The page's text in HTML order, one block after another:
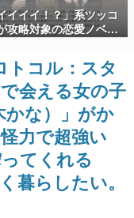
担う若きクリエイター達
を探っていきます。
さんに取材し、ゲームが
ーに与えた影響を探る企
要なトピック・タイト
タビューや識者による
できる決定版！
イターの青春〜
れるマンガ家・田中圭
イイイ！？」系ツッコ
攻略対象の恋愛ノベル
美術部カノジョ』
トアページが公開。
ーそろそろ自重しろ
」暗黒微笑の夢女子
声不思議ちゃん女子と
歌
トコル：スタ
会える女の子
かな）」がか
力で超強い
てくれる
暮らしたい。